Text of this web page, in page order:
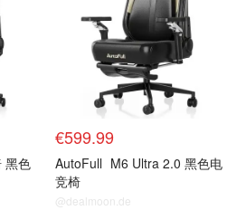
黑色
€599.99
AutoFull M6 Ultra 2.0 黑色电
竞椅
@dealmoon.de